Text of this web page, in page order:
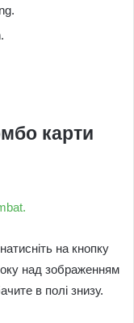
карти
на кнопку
над зображенням
в полі знизу.